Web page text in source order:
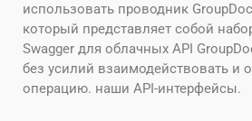
использовать проводник
который представляет собой
Swagger для облачных API
без усилий взаимодействовать и
операцию. наши API-интерфейсы.